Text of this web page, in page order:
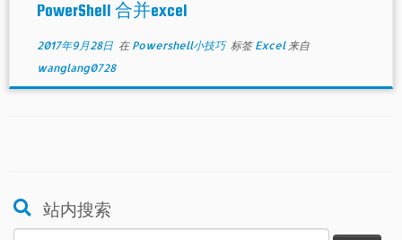
PowerShell 合并excel
2017年9月28日在 Powershell小技巧 标签Excel 来自
wanglang0728
站内搜索